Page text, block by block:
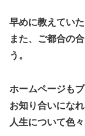
早めに教えてい
また、ご都合の
う。
ホームページも
お知り合いにな
人生について色